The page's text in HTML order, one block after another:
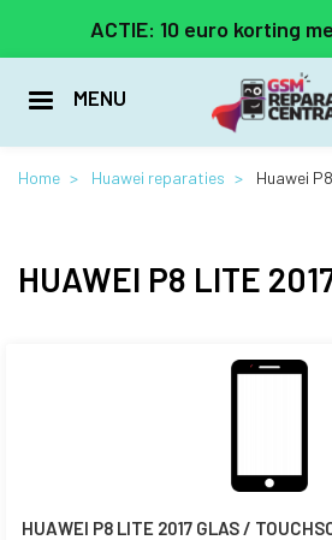
naar
inhoud
ACTIE: 10 euro korting
MENU
Home Huawei reparaties Huawei
HUAWEI P8 LITE
HUAWEI P8 LITE 2017 GLAS /